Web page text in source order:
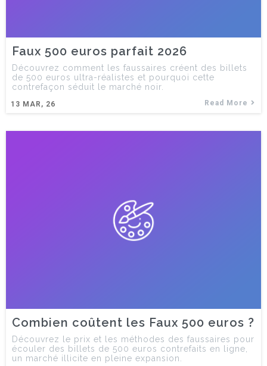
Faux 500 euros parfait 2026
13 MAR, 26
Découvrez comment les faussaires créent des billets
de 500 euros ultra-réalistes et pourquoi cette
contrefaçon séduit le marché noir.
Read More
Combien coûtent les Faux 500 euros ?
Découvrez le prix et les méthodes des faussaires pour
écouler des billets de 500 euros contrefaits en ligne,
un marché illicite en pleine expansion.